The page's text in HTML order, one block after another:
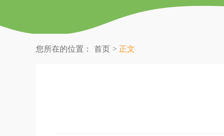
您所在的位置： 首页 正文